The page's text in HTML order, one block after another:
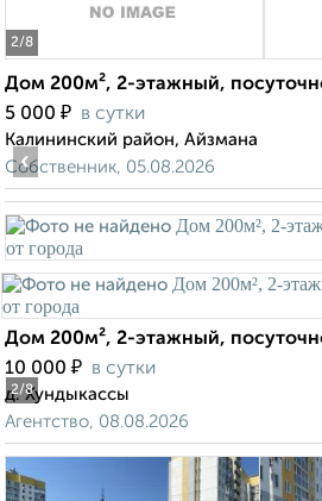
2/8
Дом 200м², 2-этажный,
5 000 ₽ в сутки
Калининский район, Айзмана
Собственник, 05.08.2026
2/8
‹
Дом 200м², 2-этажный,
10 000 ₽ в сутки
д. Хундыкассы
Агентство, 08.08.2026